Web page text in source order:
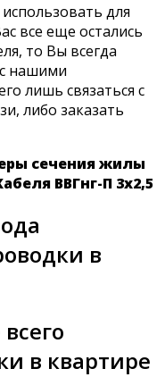
для
все еще остались
то Вы всегда
нашими
лишь связаться с
либо заказать
сечения жилы
ВВГнг-П 3х2,5
в
в квартире